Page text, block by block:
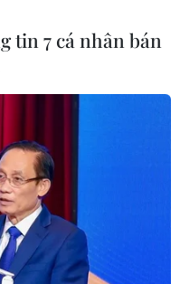
tin 7 cá nhân bán